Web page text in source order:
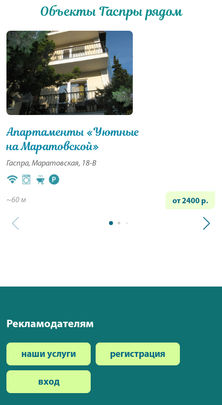
Объекты Гаспры рядом
Апартаменты «Уютные
на Маратовской»
Гаспра, Маратовская, 18-В
~60 м от 2400 р.
Рекламодателям
наши услуги регистрация
вход